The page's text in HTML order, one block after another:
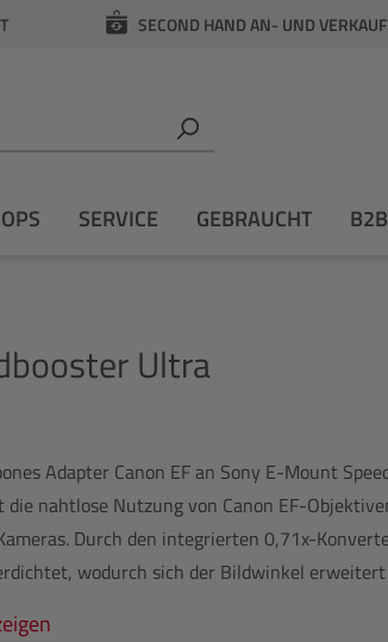
SECOND HAND AN- UND VERKAUF
SERVICE GEBRAUCHT B2B
Ultra
Adapter Canon EF an Sony E-Mount
die nahtlose Nutzung von Canon EF-
Durch den integrierten 0,71x-
wodurch sich der Bildwinkel erweitert